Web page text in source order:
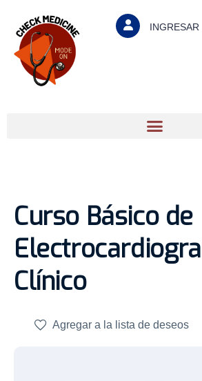
contenido
INGRESAR
Curso Básico de
Clínico
Agregar a la lista de deseos